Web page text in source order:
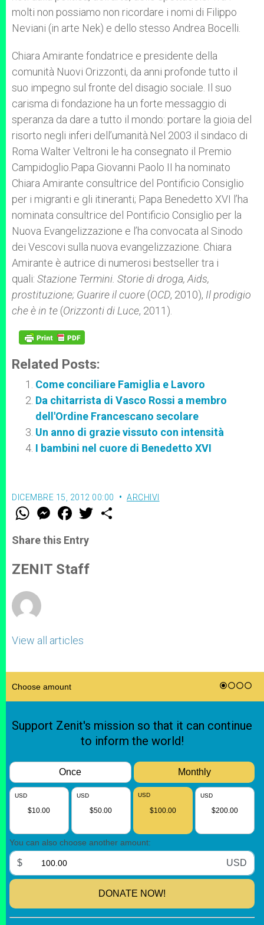
molti non possiamo non ricordare i nomi di Filippo
Neviani (in arte Nek) e dello stesso Andrea Bocelli.
Chiara Amirante fondatrice e presidente della
comunità Nuovi Orizzonti, da anni profonde tutto il
suo impegno sul fronte del disagio sociale. Il suo
carisma di fondazione ha un forte messaggio di
speranza da dare a tutto il mondo: portare la gioia del
risorto negli inferi dell’umanità.Nel 2003 il sindaco di
Roma Walter Veltroni le ha consegnato il Premio
Campidoglio.Papa Giovanni Paolo II ha nominato
Chiara Amirante consultrice del Pontificio Consiglio
per i migranti e gli itineranti; Papa Benedetto XVI l’ha
nominata consultrice del Pontificio Consiglio per la
Nuova Evangelizzazione e l’ha convocata al Sinodo
dei Vescovi sulla nuova evangelizzazione. Chiara
Amirante è autrice di numerosi bestseller tra i
quali: Stazione Termini. Storie di droga, Aids,
prostituzione; Guarire il cuore (OCD, 2010), Il prodigio
che è in te (Orizzonti di Luce, 2011).
Related Posts:
Come conciliare Famiglia e Lavoro
Da chitarrista di Vasco Rossi a membro
dell'Ordine Francescano secolare
Un anno di grazie vissuto con intensità
I bambini nel cuore di Benedetto XVI
DICEMBRE 15, 2012 00:00 ARCHIVI
W
t
s
p
p
M
e
s
e
g
e
F
a
e
b
o
k
w
Share this Entry
ZENIT Staff
View all articles